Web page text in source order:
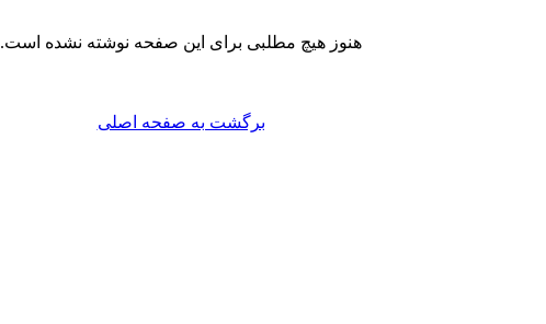
هنوز هیچ مطلبی برای این صفحه نوشته نشده است.
برگشت به صفحه اصلی